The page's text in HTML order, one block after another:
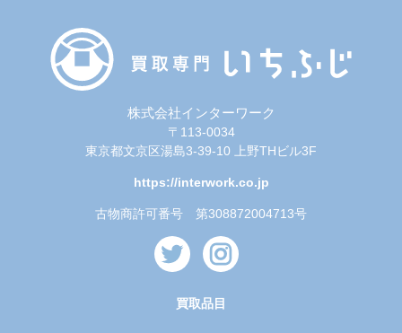
株式会社インターワーク
〒113-0034
東京都文京区湯島3-39-10 上野THビル3F
https://interwork.co.jp
古物商許可番号 第308872004713号
買取品目